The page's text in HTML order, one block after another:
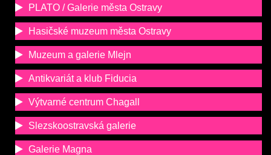
PLATO / Galerie města Ostravy
Hasičské muzeum města Ostravy
Muzeum a galerie Mlejn
Antikvariát a klub Fiducia
Výtvarné centrum Chagall
Slezskoostravská galerie
Galerie Magna